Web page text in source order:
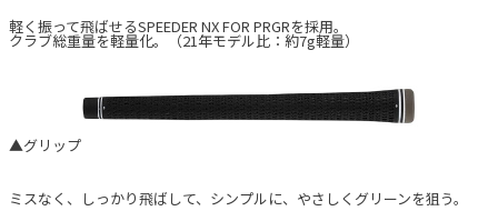
軽く振って飛ばせるSPEEDER NX FOR PRGRを採用。
クラブ総重量を軽量化。（21年モデル比：約7g軽量）
▲グリップ
ミスなく、しっかり飛ばして、シンプルに、やさしくグリーンを狙う。